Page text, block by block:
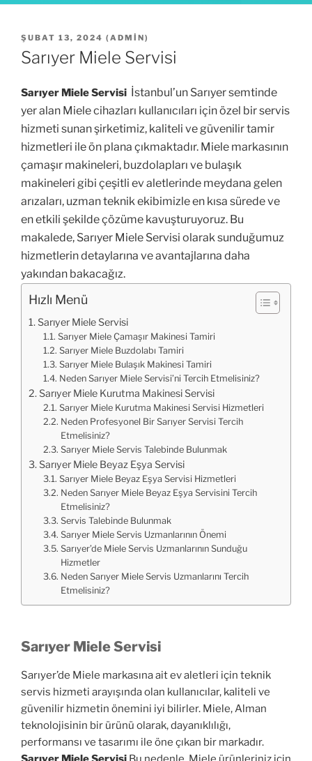
YAYIM
TARIHI
ŞUBAT 13, 2024 ( ADMIN)
Sarıyer Miele Servisi
Sarıyer Miele Servisi İstanbul’un Sarıyer semtinde
yer alan Miele cihazları kullanıcıları için özel bir servis
hizmeti sunan şirketimiz, kaliteli ve güvenilir tamir
hizmetleri ile ön plana çıkmaktadır. Miele markasının
çamaşır makineleri, buzdolapları ve bulaşık
makineleri gibi çeşitli ev aletlerinde meydana gelen
arızaları, uzman teknik ekibimizle en kısa sürede ve
en etkili şekilde çözüme kavuşturuyoruz. Bu
makalede, Sarıyer Miele Servisi olarak sunduğumuz
hizmetlerin detaylarına ve avantajlarına daha
yakından bakacağız.
Hızlı Menü
Sarıyer Miele Servisi
Sarıyer Miele Çamaşır Makinesi Tamiri
Sarıyer Miele Buzdolabı Tamiri
Sarıyer Miele Bulaşık Makinesi Tamiri
Neden Sarıyer Miele Servisi’ni Tercih Etmelisiniz?
Sarıyer Miele Kurutma Makinesi Servisi
Sarıyer Miele Kurutma Makinesi Servisi Hizmetleri
Neden Profesyonel Bir Sarıyer Servisi Tercih
Etmelisiniz?
Sarıyer Miele Servis Talebinde Bulunmak
Sarıyer Miele Beyaz Eşya Servisi
Sarıyer Miele Beyaz Eşya Servisi Hizmetleri
Neden Sarıyer Miele Beyaz Eşya Servisini Tercih
Etmelisiniz?
Servis Talebinde Bulunmak
Sarıyer Miele Servis Uzmanlarının Önemi
Sarıyer’de Miele Servis Uzmanlarının Sunduğu
Hizmetler
Neden Sarıyer Miele Servis Uzmanlarını Tercih
Etmelisiniz?
Sarıyer Miele Servisi
Sarıyer’de Miele markasına ait ev aletleri için teknik
servis hizmeti arayışında olan kullanıcılar, kaliteli ve
güvenilir hizmetin önemini iyi bilirler. Miele, Alman
teknolojisinin bir ürünü olarak, dayanıklılığı,
performansı ve tasarımı ile öne çıkan bir markadır.